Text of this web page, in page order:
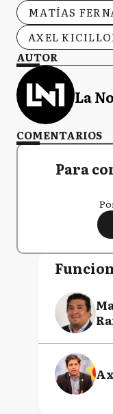
MATÍAS
AXEL
AUTOR
La
COMENTARIOS
Para